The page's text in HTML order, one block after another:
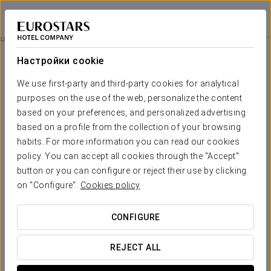
Настройки cookie
We use first-party and third-party cookies for analytical
purposes on the use of the web, personalize the content
based on your preferences, and personalized advertising
based on a profile from the collection of your browsing
habits. For more information you can read our cookies
policy. You can accept all cookies through the "Accept"
button or you can configure or reject their use by clicking
on "Configure". Cookies policy
CONFIGURE
REJECT ALL
Exe São Lázaro
БРАГАНСА
Специальные Предложения
Специальные Предложения
Pомантический опыт
25 €
ПОСМОТРЕТЬ ПРЕДЛОЖЕНИЕ